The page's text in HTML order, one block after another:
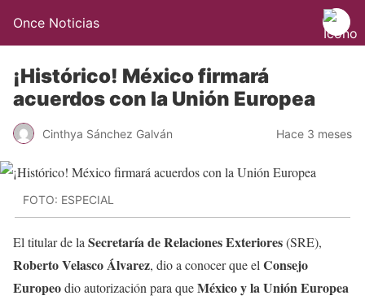
Once Noticias
¡Histórico! México firmará
acuerdos con la Unión Europea
Cinthya Sánchez Galván Hace 3 meses
FOTO: ESPECIAL
El titular de la Secretaría de Relaciones Exteriores(SRE),
Roberto Velasco Álvarez, dio a conocer que el Consejo
Europeodio autorización para queMéxico y la Unión Europea